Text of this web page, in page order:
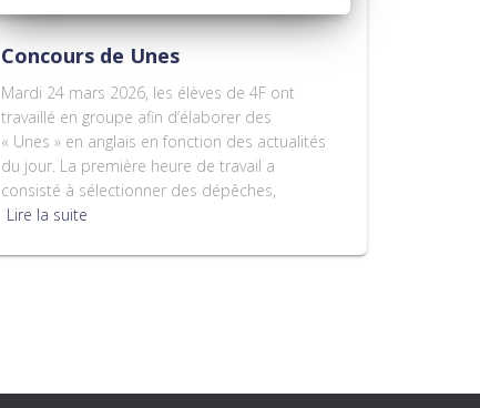
Concours de Unes
Mardi 24 mars 2026, les élèves de 4F ont
travaillé en groupe afin d’élaborer des
« Unes » en anglais en fonction des actualités
du jour. La première heure de travail a
consisté à sélectionner des dépêches,
Lire la suite